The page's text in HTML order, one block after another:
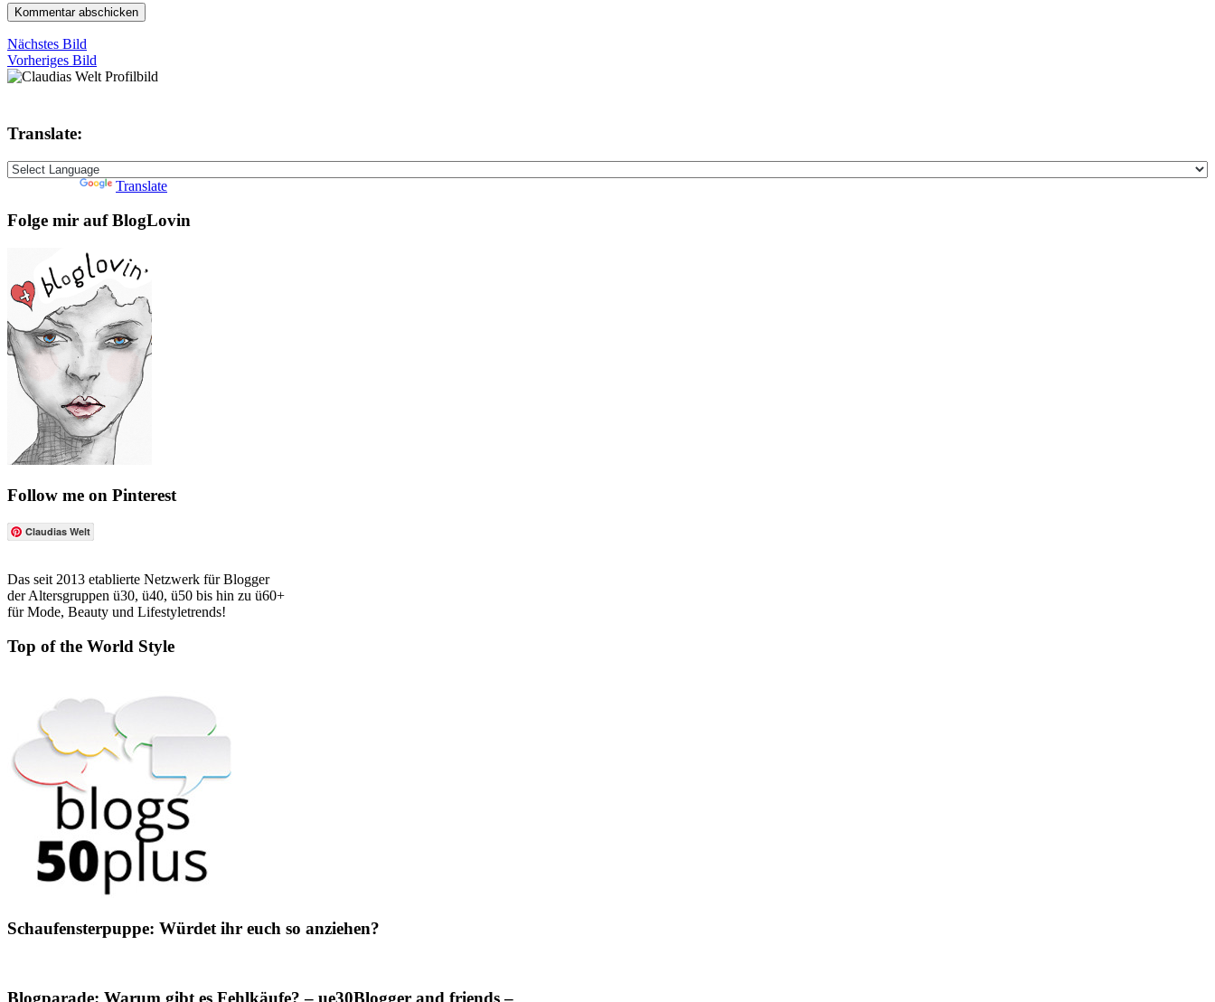
Nächstes Bild
Vorheriges Bild
Translate:
Translate
Folge mir auf BlogLovin
Follow me on Pinterest
Claudias Welt
Das seit 2013 etablierte Netzwerk für Blogger
der Altersgruppen ü30, ü40, ü50 bis hin zu ü60+
für Mode, Beauty und Lifestyletrends!
Top of the World Style
Schaufensterpuppe: Würdet ihr euch so anziehen?
Blogparade: Warum gibt es Fehlkäufe? – ue30Blogger and friends –